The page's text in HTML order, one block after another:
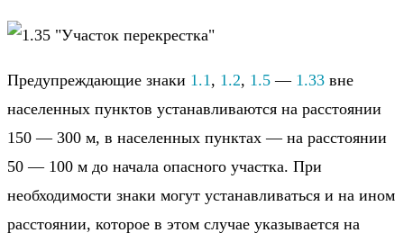
Предупреждающие знаки 1.1 , 1.2, 1.5 — 1.33 вне
населенных пунктов устанавливаются на расстоянии
150 — 300 м, в населенных пунктах — на расстоянии
50 — 100 м до начала опасного участка. При
необходимости знаки могут устанавливаться и на ином
расстоянии, которое в этом случае указывается на